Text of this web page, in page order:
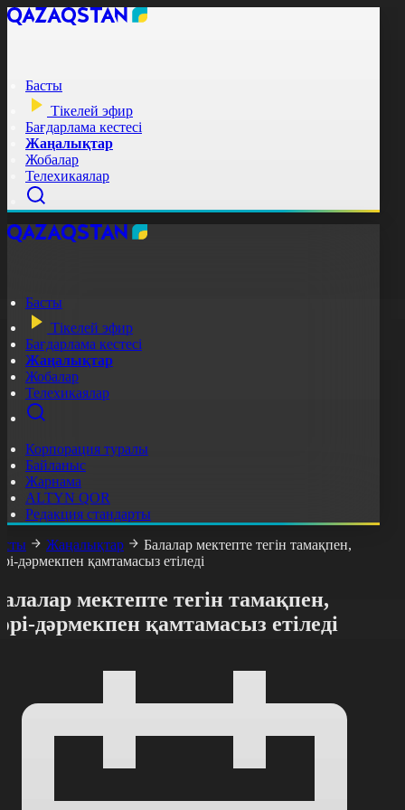
Басты
Тікелей эфир
Бағдарлама кестесі
Жаңалықтар
Жобалар
Телехикаялар
Басты
Тікелей эфир
Бағдарлама кестесі
Жаңалықтар
Жобалар
Телехикаялар
Корпорация туралы
Байланыс
Жарнама
ALTYN QOR
Редакция стандарты
Жаңалықтар
Балалар мектепте тегін тамақпен,
дәрмекпен қамтамасыз етіледі
мектепте тегін тамақпен,
дәрмекпен қамтамасыз етіледі